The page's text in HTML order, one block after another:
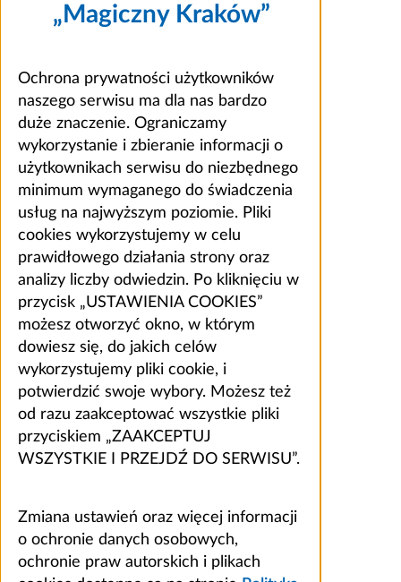
„Magiczny Kraków”
Ochrona prywatności użytkowników
naszego serwisu ma dla nas bardzo
duże znaczenie. Ograniczamy
wykorzystanie i zbieranie informacji o
użytkownikach serwisu do niezbędnego
minimum wymaganego do świadczenia
usług na najwyższym poziomie. Pliki
cookies wykorzystujemy w celu
prawidłowego działania strony oraz
analizy liczby odwiedzin. Po kliknięciu w
przycisk „USTAWIENIA COOKIES”
możesz otworzyć okno, w którym
dowiesz się, do jakich celów
wykorzystujemy pliki cookie, i
potwierdzić swoje wybory. Możesz też
od razu zaakceptować wszystkie pliki
przyciskiem „ZAAKCEPTUJ
WSZYSTKIE I PRZEJDŹ DO SERWISU”.
Zmiana ustawień oraz więcej informacji
o ochronie danych osobowych,
ochronie praw autorskich i plikach